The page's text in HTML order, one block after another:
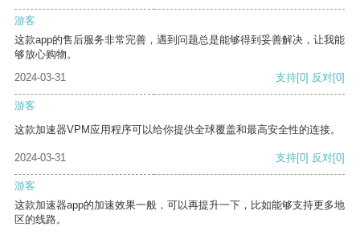
游客
这款app的售后服务非常完善，遇到问题总是能够得到妥善解决，让我能
够放心购物。
2024-03-31
支持[0] 反对[0]
游客
这款加速器VPM应用程序可以给你提供全球覆盖和最高安全性的连接。
2024-03-31 支持[0] 反对[0]
游客
这款加速器app的加速效果一般，可以再提升一下，比如能够支持更多地
区的线路。